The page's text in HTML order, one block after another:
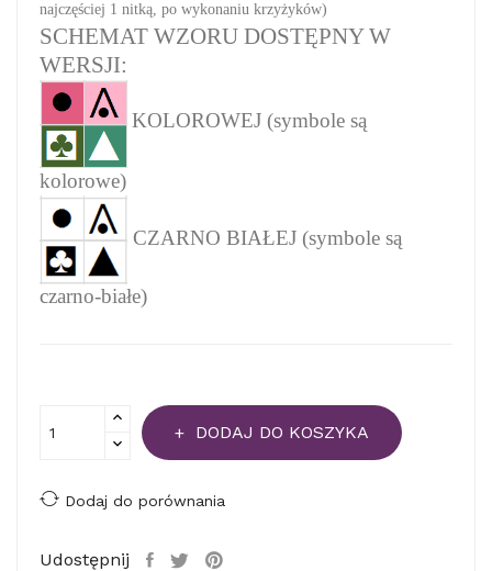
najczęściej 1 nitką, po wykonaniu krzyżyków)
SCHEMAT WZORU DOSTĘPNY W
WERSJI:
KOLOROWEJ (symbole są
kolorowe)
CZARNO BIAŁEJ (symbole są
czarno-białe)
DODAJ DO KOSZYKA
Dodaj do porównania
Udostępnij